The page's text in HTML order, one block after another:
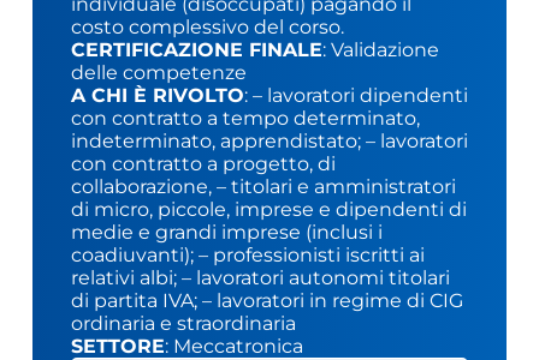
costo complessivo del corso.
CERTIFICAZIONE FINALE: Validazione
delle competenze
A CHI È RIVOLTO: – lavoratori dipendenti
con contratto a tempo determinato,
indeterminato, apprendistato; – lavoratori
con contratto a progetto, di
collaborazione, – titolari e amministratori
di micro, piccole, imprese e dipendenti di
medie e grandi imprese (inclusi i
coadiuvanti); – professionisti iscritti ai
relativi albi; – lavoratori autonomi titolari
di partita IVA; – lavoratori in regime di CIG
ordinaria e straordinaria
SETTORE: Meccatronica